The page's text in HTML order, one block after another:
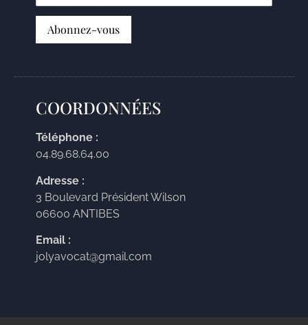
COORDONNÉES
Téléphone :
04.89.68.64.00
Adresse :
3 Boulevard Président Wilson
06600 ANTIBES
Email :
jolyavocat@gmail.com